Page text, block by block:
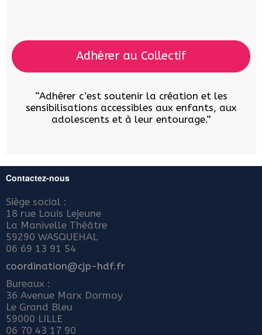
Adhérer au Collectif
“Adhérer c’est soutenir la création et les
sensibilisations accessibles aux enfants, aux
adolescents et à leur entourage.”
Contactez-nous
Siège social :
18 rue Louis Lejeune
La Manivelle Théâtre
59290 WASQUEHAL
06 69 13 91 54
coordination@cjp-hdf.fr
Bureaux :
36 Avenue Marx Dormoy
Le Grand Bleu
59000 LILLE
06 70 43 17 90